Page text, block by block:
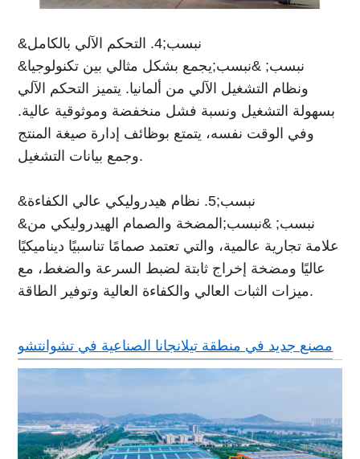
&نبسب;4. التحكم الآلي بالكامل
&نبسب; &نبسب;يجمع بشكل مثالي بين تكنولوجيا
ونظام التشغيل الآلي من ألمانيا. يتميز التحكم الآلي
بسهولة التشغيل ونسبة فشل منخفضة وموثوقية عالية.
وفي الوقت نفسه، يتمتع بوظائف إدارة صيغة المنتج
وجمع بيانات التشغيل.
&نبسب;5. نظام هيدروليكي عالي الكفاءة
&نبسب; &نبسب;المضخة والصمام الهيدروليكي من
علامة تجارية عالمية، والتي تعتمد صمامًا تناسبيًا ديناميكيًا
عاليًا ومضخة إخراج ثابتة لضبط السرعة والضغط، مع
ميزات الثبات العالي والكفاءة العالية وتوفير الطاقة.
مصنع جديد في منطقة تيلانجانا الصناعية في تشوانتشو